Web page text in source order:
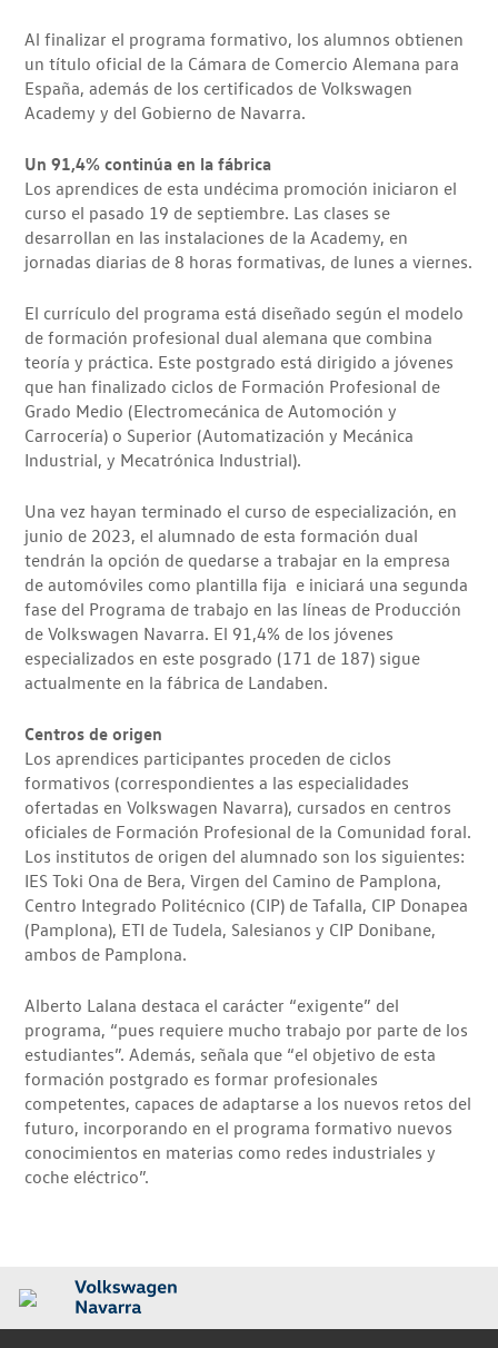
Al finalizar el programa formativo, los alumnos obtienen
un título oficial de la Cámara de Comercio Alemana para
España, además de los certificados de Volkswagen
Academy y del Gobierno de Navarra.
Un 91,4% continúa en la fábrica
Los aprendices de esta undécima promoción iniciaron el
curso el pasado 19 de septiembre. Las clases se
desarrollan en las instalaciones de la Academy, en
jornadas diarias de 8 horas formativas, de lunes a viernes.
El currículo del programa está diseñado según el modelo
de formación profesional dual alemana que combina
teoría y práctica. Este postgrado está dirigido a jóvenes
que han finalizado ciclos de Formación Profesional de
Grado Medio (Electromecánica de Automoción y
Carrocería) o Superior (Automatización y Mecánica
Industrial, y Mecatrónica Industrial).
Una vez hayan terminado el curso de especialización, en
junio de 2023, el alumnado de esta formación dual
tendrán la opción de quedarse a trabajar en la empresa
de automóviles como plantilla fija e iniciará una segunda
fase del Programa de trabajo en las líneas de Producción
de Volkswagen Navarra. El 91,4% de los jóvenes
especializados en este posgrado (171 de 187) sigue
actualmente en la fábrica de Landaben.
Centros de origen
Los aprendices participantes proceden de ciclos
formativos (correspondientes a las especialidades
ofertadas en Volkswagen Navarra), cursados en centros
oficiales de Formación Profesional de la Comunidad foral.
Los institutos de origen del alumnado son los siguientes:
IES Toki Ona de Bera, Virgen del Camino de Pamplona,
Centro Integrado Politécnico (CIP) de Tafalla, CIP Donapea
(Pamplona), ETI de Tudela, Salesianos y CIP Donibane,
ambos de Pamplona.
Alberto Lalana destaca el carácter “exigente” del
programa, “pues requiere mucho trabajo por parte de los
estudiantes”. Además, señala que “el objetivo de esta
formación postgrado es formar profesionales
competentes, capaces de adaptarse a los nuevos retos del
futuro, incorporando en el programa formativo nuevos
conocimientos en materias como redes industriales y
coche eléctrico”.